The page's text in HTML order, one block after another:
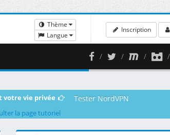
Thème
Langue
Inscription
votre vie privée Tester NordVPN
la page tutoriel